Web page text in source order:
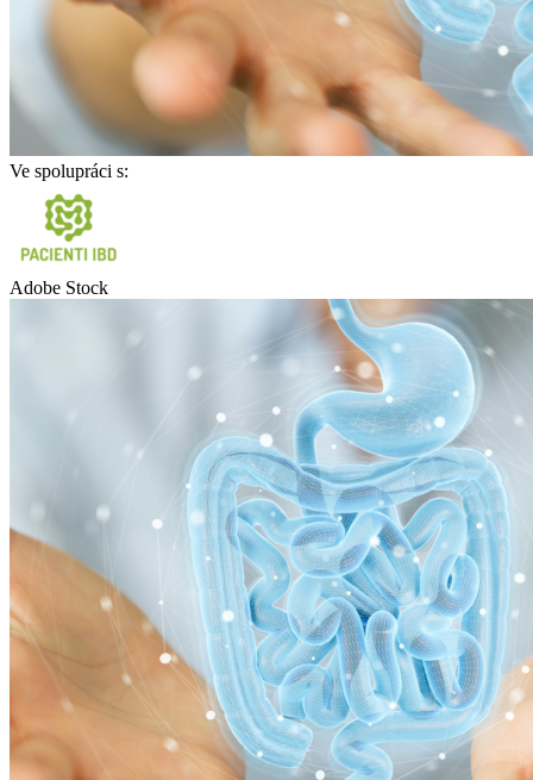
Ve spolupráci s:
Adobe Stock